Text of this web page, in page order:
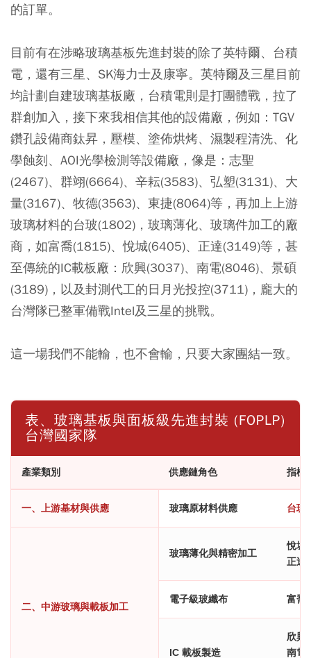
的訂單。
目前有在涉略玻璃基板先進封裝的除了英特爾、台積
電，還有三星、SK海力士及康寧。英特爾及三星目前
均計劃自建玻璃基板廠，台積電則是打團體戰，拉了
群創加入，接下來我相信其他的設備廠，例如：TGV
鑽孔設備商鈦昇，壓模、塗佈烘烤、濕製程清洗、化
學蝕刻、AOI光學檢測等設備廠，像是：志聖
(2467)、群翊(6664)、辛耘(3583)、弘塑(3131)、大
量(3167)、牧德(3563)、東捷(8064)等，再加上上游
玻璃材料的台玻(1802)，玻璃薄化、玻璃件加工的廠
商，如富喬(1815)、悅城(6405)、正達(3149)等，甚
至傳統的IC載板廠：欣興(3037)、南電(8046)、景碩
(3189)，以及封測代工的日月光投控(3711)，龐大的
台灣隊已整軍備戰Intel及三星的挑戰。
這一場我們不能輸，也不會輸，只要大家團結一致。
表、玻璃基板與面板級先進封裝 (FOPLP)
台灣國家隊
產業類別 供應鏈角色 指標
一、上游基材與供應 玻璃原材料供應 台玻
二、中游玻璃與載板加工
玻璃薄化與精密加工
悅城
正達
電子級玻纖布 富喬
IC 載板製造
欣興
南電